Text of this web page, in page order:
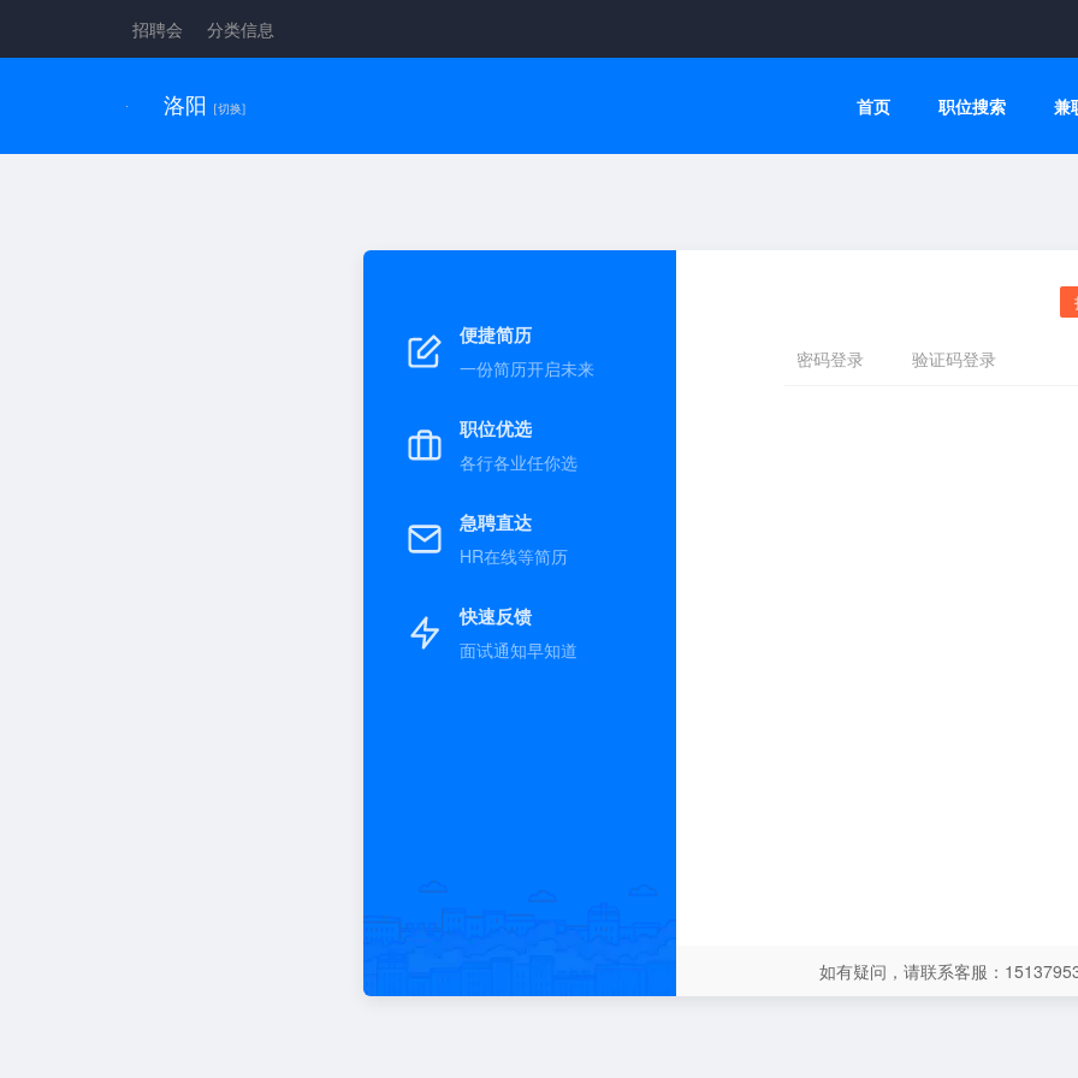
招聘会 分类信息
洛阳 [切换] 首页 职位搜索 兼
便捷简历
一份简历开启未来
职位优选
各行各业任你选
急聘直达
HR在线等简历
快速反馈
面试通知早知道
如有疑问，请联系客服：